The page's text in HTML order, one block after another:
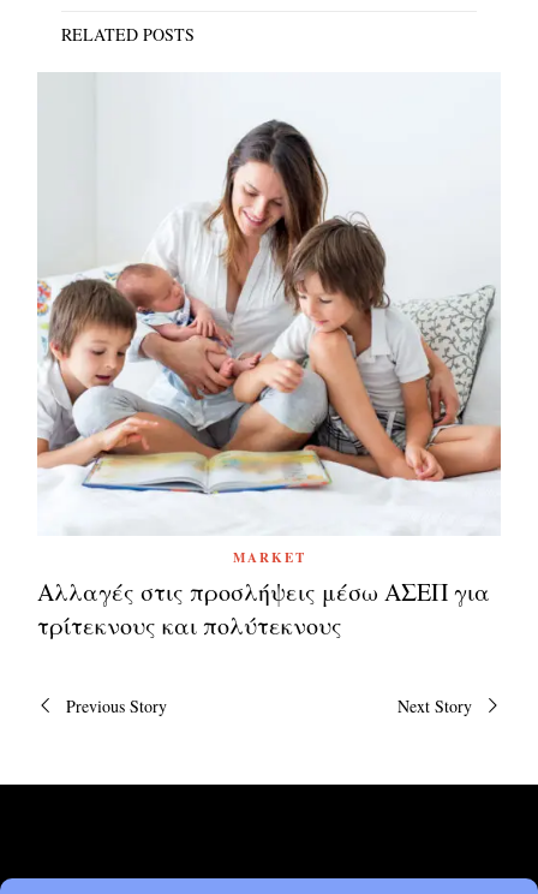
RELATED POSTS
MARKET
Αλλαγές στις προσλήψεις μέσω ΑΣΕΠ για
τρίτεκνους και πολύτεκνους
Πλοήγηση
Previous Story Next Story